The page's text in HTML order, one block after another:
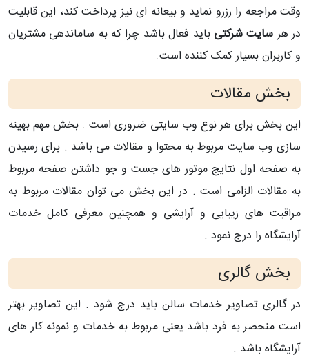
وقت مراجعه را رزرو نماید و بیعانه ای نیز پرداخت کند، این قابلیت
در هرسایت شرکتی باید فعال باشد چرا که به ساماندهی مشتریان
و کاربران بسیار کمک کننده است.
بخش مقالات
این بخش برای هر نوع وب سایتی ضروری است . بخش مهم بهینه
سازی وب سایت مربوط به محتوا و مقالات می باشد . برای رسیدن
به صفحه اول نتایج موتور های جست و جو داشتن صفحه مربوط
به مقالات الزامی است . در این بخش می توان مقالات مربوط به
مراقبت های زیبایی و آرایشی و همچنین معرفی کامل خدمات
آرایشگاه را درج نمود .
بخش گالری
در گالری تصاویر خدمات سالن باید درج شود . این تصاویر بهتر
است منحصر به فرد باشد یعنی مربوط به خدمات و نمونه کار های
آرایشگاه باشد .